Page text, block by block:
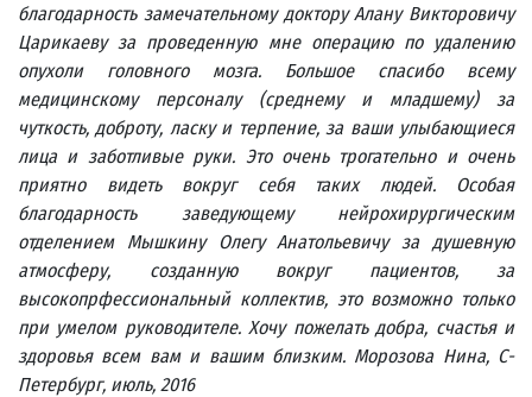
благодарность замечательному доктору Алану Викторовичу
Царикаеву за проведенную мне операцию по удалению
опухоли головного мозга. Большое спасибо всему
медицинскому персоналу (среднему и младшему) за
чуткость, доброту, ласку и терпение, за ваши улыбающиеся
лица и заботливые руки. Это очень трогательно и очень
приятно видеть вокруг себя таких людей. Особая
благодарность заведующему нейрохирургическим
отделением Мышкину Олегу Анатольевичу за душевную
атмосферу, созданную вокруг пациентов, за
высокопрфессиональный коллектив, это возможно только
при умелом руководителе. Хочу пожелать добра, счастья и
здоровья всем вам и вашим близким. Морозова Нина, С-
Петербург, июль, 2016